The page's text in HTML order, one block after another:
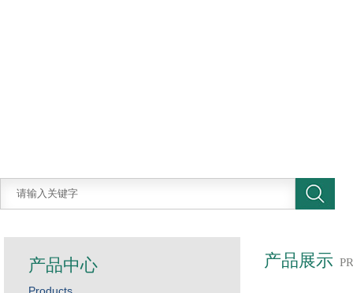
产品展示
产品中心